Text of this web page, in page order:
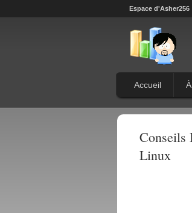
Espace d'Asher256
Accueil
Conseils
Linux